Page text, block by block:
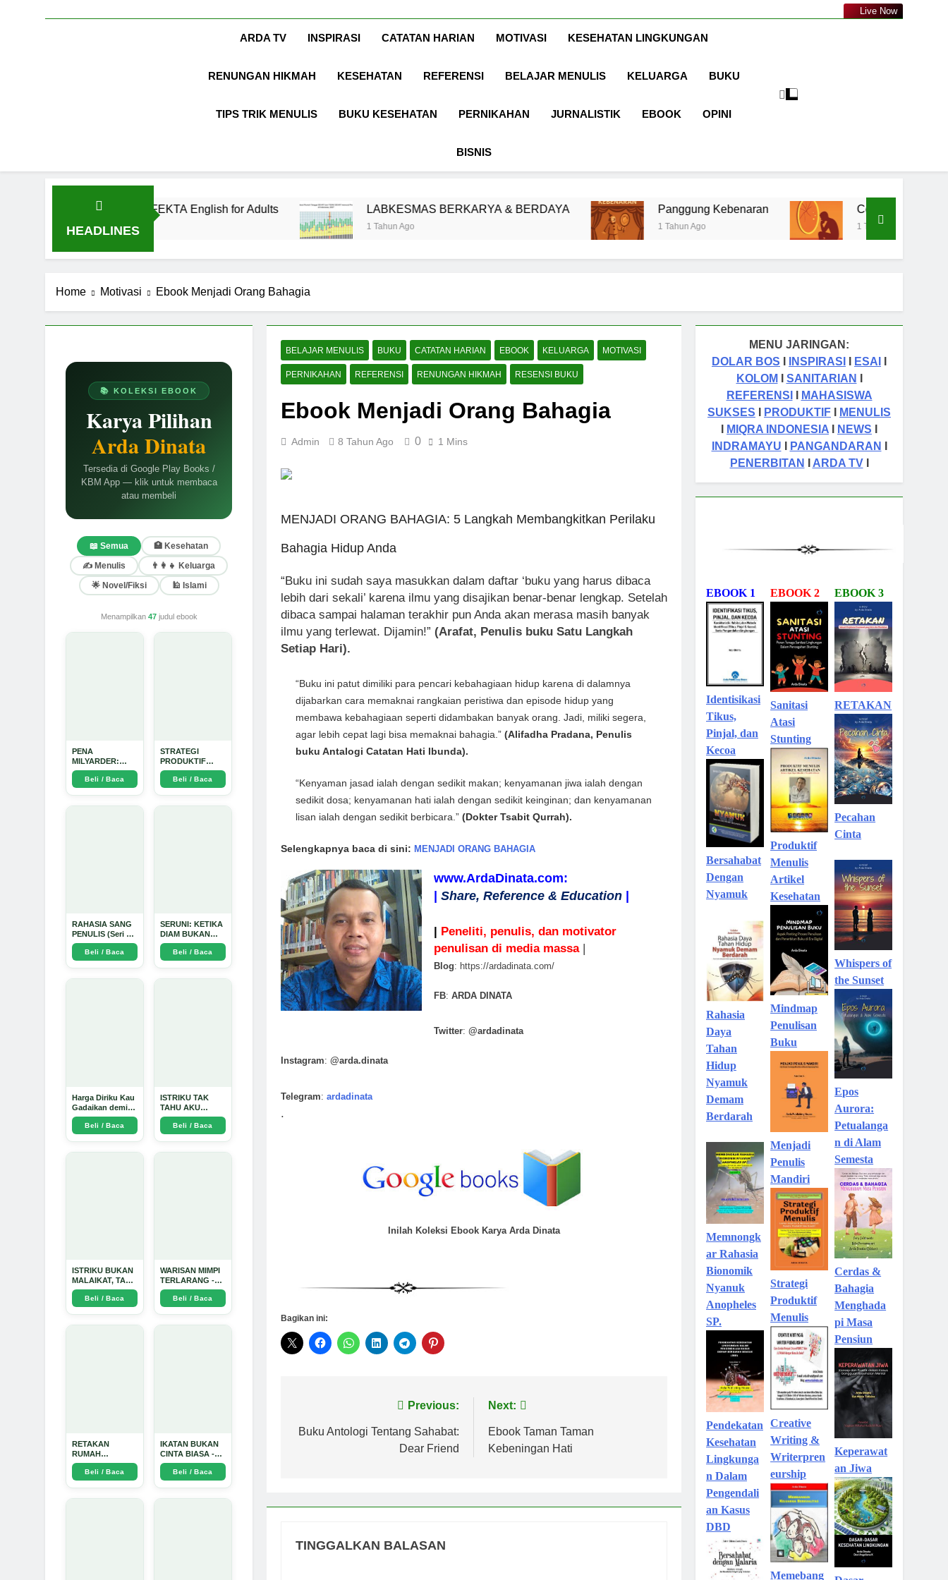
Www.ArdaDinata.com Live Now
ARDA TV INSPIRASI CATATAN HARIAN MOTIVASI KESEHATAN LINGKUNGAN
RENUNGAN HIKMAH KESEHATAN REFERENSI BELAJAR MENULIS KELUARGA BUKU
TIPS TRIK MENULIS BUKU KESEHATAN PERNIKAHAN JURNALISTIK EBOOK OPINI
BISNIS
HEADLINES
di EF EFEKTA English for Adults LABKESMAS BERKARYA & BERDAYA
1 Tahun Ago
Panggung Kebenaran
1 Tahun Ago
Cermin Retak
1 Tahun Ago
Home Motivasi Ebook Menjadi Orang Bahagia
📚 KOLEKSI EBOOK
Karya Pilihan
Arda Dinata
Tersedia di Google Play Books /
KBM App — klik untuk membaca
atau membeli
📖 Semua
🏥 Kesehatan
✍️ Menulis
👨‍👩‍👧 Keluarga
🌟 Novel/Fiksi
🕌 Islami
Menampilkan 47judul ebook
PENA
MILYARDER:
Kisah, Rahasia
Sukses, dan
Panduan Menjadi
Beli / Baca
STRATEGI
PRODUKTIF
MENULIS
UPDATE - Arda
Dinata
Beli / Baca
RAHASIA SANG
PENULIS (Seri 1)
- Arda Dinata
Beli / Baca
SERUNI: KETIKA
DIAM BUKAN
LAGI PILIHAN -
Arda Dinata
Beli / Baca
Harga Diriku Kau
Gadaikan demi
Perempuan Itu -
Arda Dinata
Beli / Baca
ISTRIKU TAK
TAHU AKU
PENGUSAHA
EMAS - Arda
Dinata
Beli / Baca
ISTRIKU BUKAN
MALAIKAT, TAPI
AKU JUGA
TIDAK SUCI -
Beli / Baca
WARISAN MIMPI
TERLARANG -
Arda Dinata
Beli / Baca
RETAKAN
RUMAH
TANGGA:
Sebuah
Perjalanan
Beli / Baca
IKATAN BUKAN
CINTA BIASA -
Arda Dinata
Beli / Baca
BELAJAR MENULIS BUKU CATATAN HARIAN EBOOK KELUARGA MOTIVASI
PERNIKAHAN REFERENSI RENUNGAN HIKMAH RESENSI BUKU
Ebook Menjadi Orang Bahagia
Admin 8 Tahun Ago 0 1 Mins
MENJADI ORANG BAHAGIA: 5 Langkah Membangkitkan Perilaku
Bahagia Hidup Anda
“Buku ini sudah saya masukkan dalam daftar ‘buku yang harus dibaca
lebih dari sekali’ karena ilmu yang disajikan benar-benar lengkap. Setelah
dibaca sampai halaman terakhir pun Anda akan merasa masih banyak
ilmu yang terlewat. Dijamin!” (Arafat, Penulis buku Satu Langkah
Setiap Hari).
“Buku ini patut dimiliki para pencari kebahagiaan hidup karena di dalamnya
dijabarkan cara memaknai rangkaian peristiwa dan episode hidup yang
membawa kebahagiaan seperti didambakan banyak orang. Jadi, miliki segera,
agar lebih cepat lagi bisa memaknai bahagia.” (Alifadha Pradana, Penulis
buku Antalogi Catatan Hati Ibunda).
“Kenyaman jasad ialah dengan sedikit makan; kenyamanan jiwa ialah dengan
sedikit dosa; kenyamanan hati ialah dengan sedikit keinginan; dan kenyamanan
lisan ialah dengan sedikit berbicara.” (Dokter Tsabit Qurrah).
Selengkapnya baca di sini: MENJADI ORANG BAHAGIA
www.ArdaDinata.com:
Share, Reference & Education
| Peneliti, penulis, dan motivator
penulisan di media massa|
Blog: https://ardadinata.com/
FB: ARDA DINATA
Twitter: @ardadinata
Instagram: @arda.dinata
Telegram: ardadinata
.
Inilah Koleksi Ebook Karya Arda Dinata
Bagikan ini:
pos
Previous:
Buku Antologi Tentang Sahabat:
Dear Friend
Next:
Ebook Taman Taman
Kebeningan Hati
TINGGALKAN BALASAN
MENU JARINGAN:
DOLAR BOS
INSPIRASI ESAI
KOLOM
SANITARIAN
REFERENSI
MAHASISWA
SUKSES
PRODUKTIF
MENULIS
MIQRA INDONESIA NEWS
INDRAMAYU
PANGANDARAN
PENERBITAN
ARDA TVI
EBOOK 1
Identisikasi
Tikus,
Pinjal, dan
Kecoa
Bersahabat
Dengan
Nyamuk
Rahasia
Daya
Tahan
Hidup
Nyamuk
Demam
Berdarah
Memnongk
ar Rahasia
Bionomik
Nyanuk
Anopheles
SP.
Pendekatan
Kesehatan
Lingkunga
n Dalam
Pengendali
an Kasus
DBD
EBOOK 2
Sanitasi
Atasi
Stunting
Produktif
Menulis
Artikel
Kesehatan
Mindmap
Penulisan
Buku
Menjadi
Penulis
Mandiri
Strategi
Produktif
Menulis
Creative
Writing &
Writerpren
eurship
Memebang
EBOOK 3
RETAKAN
Pecahan
Cinta
Whispers of
the Sunset
Epos
Aurora:
Petualanga
n di Alam
Semesta
Cerdas &
Bahagia
Menghada
pi Masa
Pensiun
Keperawat
an Jiwa